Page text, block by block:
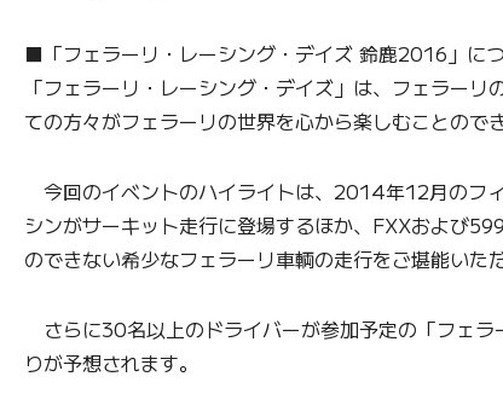
■「フェラーリ・レーシング・デイズ 鈴鹿2016」に
「フェラーリ・レーシング・デイズ」は、フェラー
ての方々がフェラーリの世界を心から楽しむことので
今回のイベントのハイライトは、2014年12月のフ
シンがサーキット走行に登場するほか、FXXおよび
のできない希少なフェラーリ車輌の走行をご堪能いた
さらに30名以上のドライバーが参加予定の「フェ
りが予想されます。